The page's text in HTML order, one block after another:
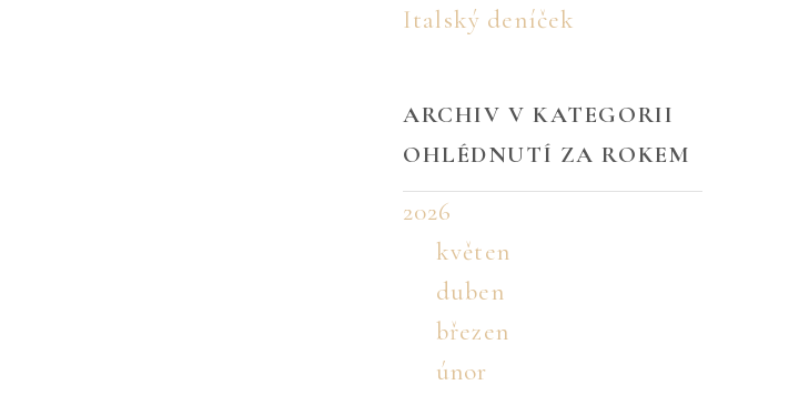
Italský deníček
ARCHIV V KATEGORII
OHLÉDNUTÍ ZA ROKEM
2026
květen
duben
březen
únor